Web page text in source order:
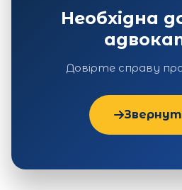
Необхідна
Довірте справу